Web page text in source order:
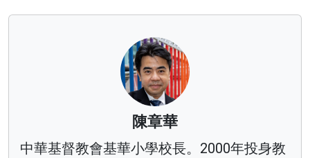
陳章華
中華基督教會基華小學校長。2000年投身教